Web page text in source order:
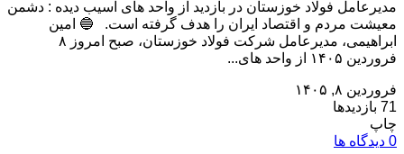
مدیرعامل فولاد خوزستان در بازدید از واحد های آسیب دیده : دشمن
معیشت مردم و اقتصاد ایران را هدف گرفته است. 🔵 امین
ابراهیمی، مدیرعامل شرکت فولاد خوزستان، صبح امروز ۸
فروردین ۱۴۰۵ از واحد های...
فروردین ۸, ۱۴۰۵
71 بازدیدها
چاپ
0 دیدگاه ها